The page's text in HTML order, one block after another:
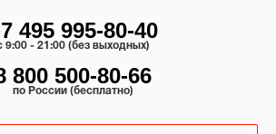
495 995-80-40
9:00 - 21:00 (без выходных)
800 500-80-66
по России (бесплатно)